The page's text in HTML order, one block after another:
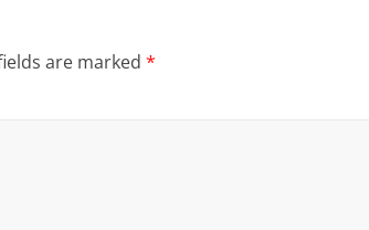
are marked *